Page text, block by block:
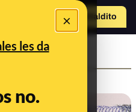
×
les da
no.
Hazte Maldito